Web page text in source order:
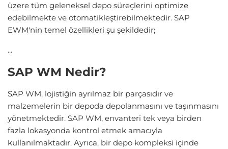
üzere tüm geleneksel depo süreçlerini optimize
edebilmekte ve otomatikleştirebilmektedir. SAP
EWM'nin temel özellikleri şu şekildedir;
...
SAP WM Nedir?
SAP WM, lojistiğin ayrılmaz bir parçasıdır ve
malzemelerin bir depoda depolanmasını ve taşınmasını
yönetmektedir. SAP WM, envanteri tek veya birden
fazla lokasyonda kontrol etmek amacıyla
kullanılmaktadır. Ayrıca, bir depo kompleksi içinde